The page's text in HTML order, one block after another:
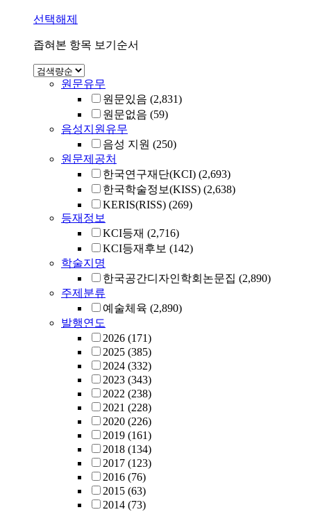
선택해제
좁혀본 항목 보기순서
원문유무
원문있음 (2,831)
원문없음 (59)
음성지원유무
음성 지원 (250)
원문제공처
한국연구재단(KCI) (2,693)
한국학술정보(KISS) (2,638)
KERIS(RISS) (269)
등재정보
KCI등재 (2,716)
KCI등재후보 (142)
학술지명
한국공간디자인학회논문집 (2,890)
주제분류
예술체육 (2,890)
발행연도
2026 (171)
2025 (385)
2024 (332)
2023 (343)
2022 (238)
2021 (228)
2020 (226)
2019 (161)
2018 (134)
2017 (123)
2016 (76)
2015 (63)
2014 (73)